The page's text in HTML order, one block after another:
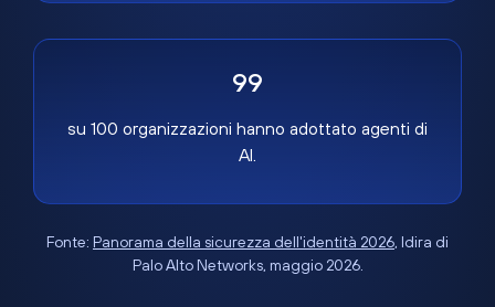
99
su 100 organizzazioni hanno adottato agenti di
AI.
Fonte: Panorama della sicurezza dell'identità 2026, Idira di
Palo Alto Networks, maggio 2026.